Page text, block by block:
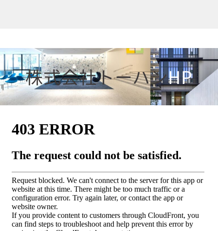
株式会社トーハンHP